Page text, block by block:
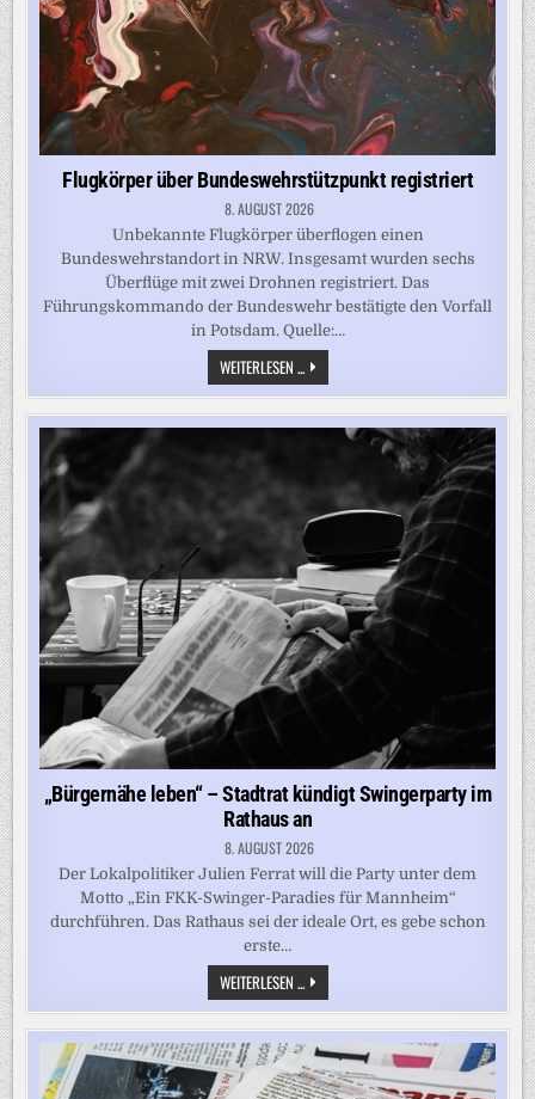
Flugkörper über Bundeswehrstützpunkt registriert
8. AUGUST 2026
Unbekannte Flugkörper überflogen einen
Bundeswehrstandort in NRW. Insgesamt wurden sechs
Überflüge mit zwei Drohnen registriert. Das
Führungskommando der Bundeswehr bestätigte den Vorfall
in Potsdam. Quelle:…
WEITERLESEN ... FLUGKÖRPER
ÜBER
BUNDESWEHRSTÜTZPUNKT
REGISTRIERT
„Bürgernähe leben“ – Stadtrat kündigt Swingerparty im
Rathaus an
8. AUGUST 2026
Der Lokalpolitiker Julien Ferrat will die Party unter dem
Motto „Ein FKK-Swinger-Paradies für Mannheim“
durchführen. Das Rathaus sei der ideale Ort, es gebe schon
erste…
WEITERLESEN ... „BÜRGERNÄHE
LEBEN“
–
STADTRAT
KÜNDIGT
SWINGERPARTY
IM
RATHAUS